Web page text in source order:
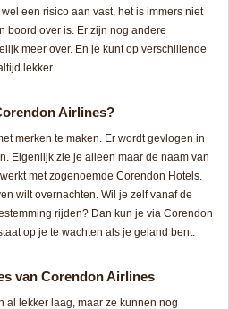
een risico aan vast, het is immers niet
boord over is. Er zijn nog andere
meer over. En je kunt op verschillende
lekker.
Airlines?
merken te maken. Er wordt gevlogen in
Eigenlijk zie je alleen maar de naam van
met zogenoemde Corendon Hotels.
wilt overnachten. Wil je zelf vanaf de
rijden? Dan kun je via Corendon
op je te wachten als je geland bent.
van Corendon Airlines
al lekker laag, maar ze kunnen nog